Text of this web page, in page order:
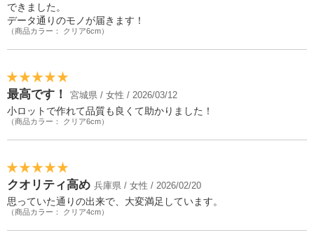
できました。
データ通りのモノが届きます！
（商品カラー： クリア6cm）
最高です！ 宮城県 / 女性 / 2026/03/12
小ロットで作れて品質も良くて助かりました！
（商品カラー： クリア6cm）
クオリティ高め 兵庫県 / 女性 / 2026/02/20
思っていた通りの出来で、大変満足しています。
（商品カラー： クリア4cm）